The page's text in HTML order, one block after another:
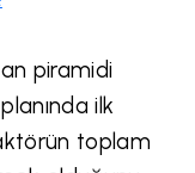
piramidi
ilk
toplam